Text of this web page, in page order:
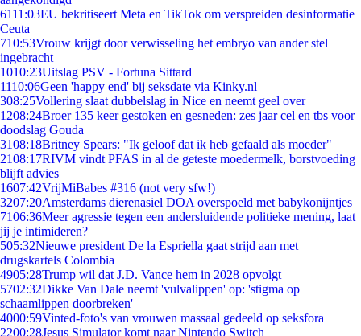
6111:03EU bekritiseert Meta en TikTok om verspreiden desinformatie
Ceuta
710:53Vrouw krijgt door verwisseling het embryo van ander stel
ingebracht
1010:23Uitslag PSV - Fortuna Sittard
1110:06Geen 'happy end' bij seksdate via Kinky.nl
308:25Vollering slaat dubbelslag in Nice en neemt geel over
1208:24Broer 135 keer gestoken en gesneden: zes jaar cel en tbs voor
doodslag Gouda
3108:18Britney Spears: "Ik geloof dat ik heb gefaald als moeder"
2108:17RIVM vindt PFAS in al de geteste moedermelk, borstvoeding
blijft advies
1607:42VrijMiBabes #316 (not very sfw!)
3207:20Amsterdams dierenasiel DOA overspoeld met babykonijntjes
7106:36Meer agressie tegen een andersluidende politieke mening, laat
jij je intimideren?
505:32Nieuwe president De la Espriella gaat strijd aan met
drugskartels Colombia
4905:28Trump wil dat J.D. Vance hem in 2028 opvolgt
5702:32Dikke Van Dale neemt 'vulvalippen' op: 'stigma op
schaamlippen doorbreken'
4000:59Vinted-foto's van vrouwen massaal gedeeld op seksfora
2200:28Jesus Simulator komt naar Nintendo Switch